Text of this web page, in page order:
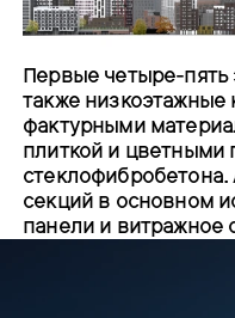
Первые четыре-пять
также
фактурными
плиткой и цветными
секций в основном
панели и витражное